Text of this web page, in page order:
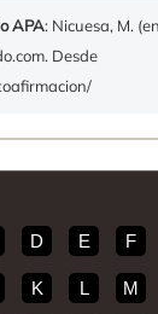
APA: Nicuesa, M.
Desde
D E F
K L M